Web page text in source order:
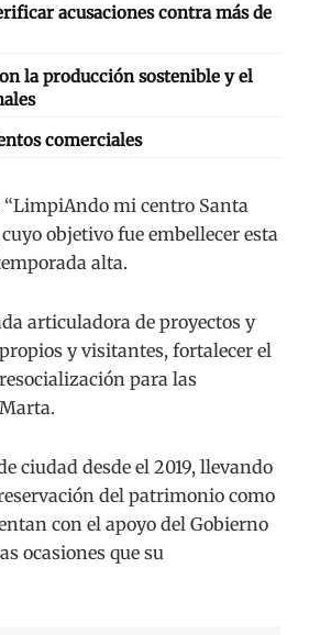
acusaciones contra más de
la producción sostenible y el
comerciales
“LimpiAndo mi centro Santa
objetivo fue embellecer esta
alta.
articuladora de proyectos y
y visitantes, fortalecer el
para las
ciudad desde el 2019, llevando
del patrimonio como
con el apoyo del Gobierno
ocasiones que su